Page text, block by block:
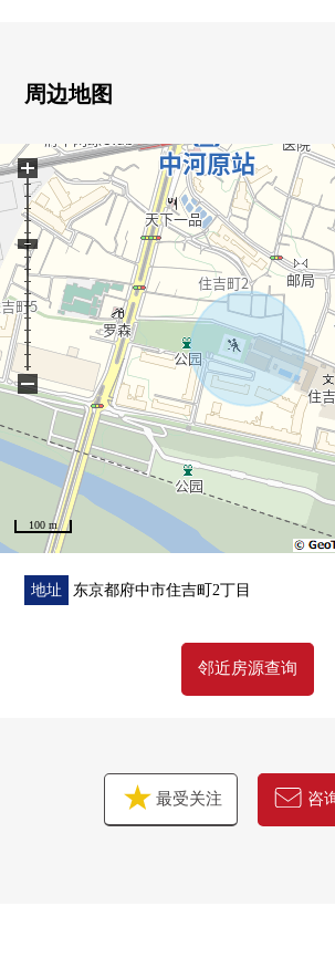
■ 设备・设计━━━━━━・・・
○ ZEH水平住宅
○ 能使用FLAT 35S(利息A计划)
○ 开放式厨房
○ 有全居室收纳
○ 水循环正在2楼被整理起来，洗衣变得
[对府中市、稻城市区域在讨论移动的顾
有的顾客]
※也承受关于府中市、稻城市区域以外的
需讨论。
■也把自己的家的"出售"交给三井Rehouse请
・虽然是否是否"出售是以前买房是以前"
知道是否最好开始什么。
・因为剩下自己的家的住宅贷款所以想谈
■也承受收益房地产(整栋小型公寓
有房源的财产价值""想面向将来的出售"商
同顾客的情形相适应，合计，从住在的买
周边地图
100 m
+
−
地址 东京都府中市住吉町2丁目
邻近房源查询
最受关注 咨